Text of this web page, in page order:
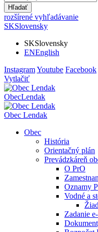
Hľadať
rozšírené vyhľadávanie
SKSlovensky
SKSlovensky
ENEnglish
InstagramYoutube Facebook
Vytlačiť
ObecLendak
Obec Lendak
Obec
História
Orientačný plán
Prevádzkáreň
O PrO
Oznamy
Vodné a
Zadanie